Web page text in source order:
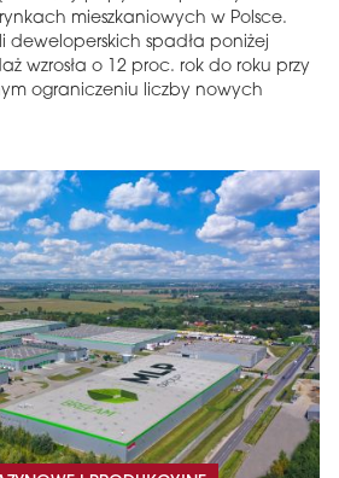
mieszkaniowych w Polsce.
deweloperskich spadła poniżej
wzrosła o 12 proc. rok do roku przy
ograniczeniu liczby nowych